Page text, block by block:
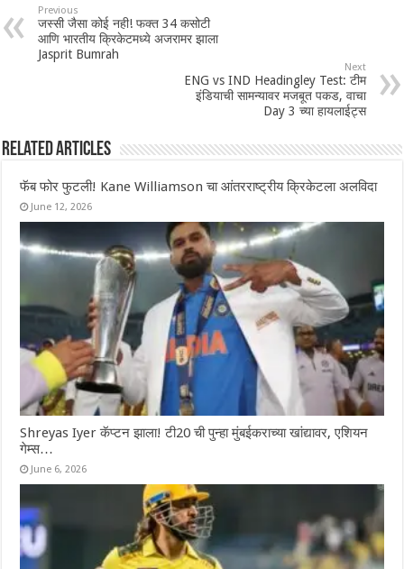
Previous
जस्सी जैसा कोई नही! फक्त 34 कसोटी
आणि भारतीय क्रिकेटमध्ये अजरामर झाला
Jasprit Bumrah
Next
ENG vs IND Headingley Test: टीम
इंडियाची सामन्यावर मजबूत पकड, वाचा
Day 3 च्या हायलाईट्स
Related Articles
फॅब फोर फुटली! Kane Williamson चा आंतरराष्ट्रीय क्रिकेटला अलविदा
June 12, 2026
Shreyas Iyer कॅप्टन झाला! टी20 ची पुन्हा मुंबईकराच्या खांद्यावर, एशियन
गेम्स…
June 6, 2026